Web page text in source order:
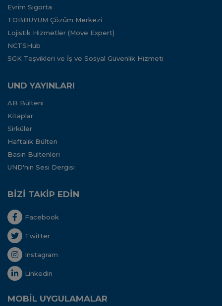
Evrim Sigorta
TOBBUYUM Çözüm Merkezi
Lojistik Hizmetler (Move Expert)
NCTSHub
SGK Teşvikleri ve İş ve Sosyal Güvenlik Hizmeti
UND YAYINLARI
AB Bülteni
Kitaplar
Sirküler
Haftalık Bülten
Basın Bültenleri
UND'nin Sesi Dergisi
BİZİ TAKİP EDİN
Facebook
Twitter
Instagram
Linkedin
MOBİL UYGULAMALAR